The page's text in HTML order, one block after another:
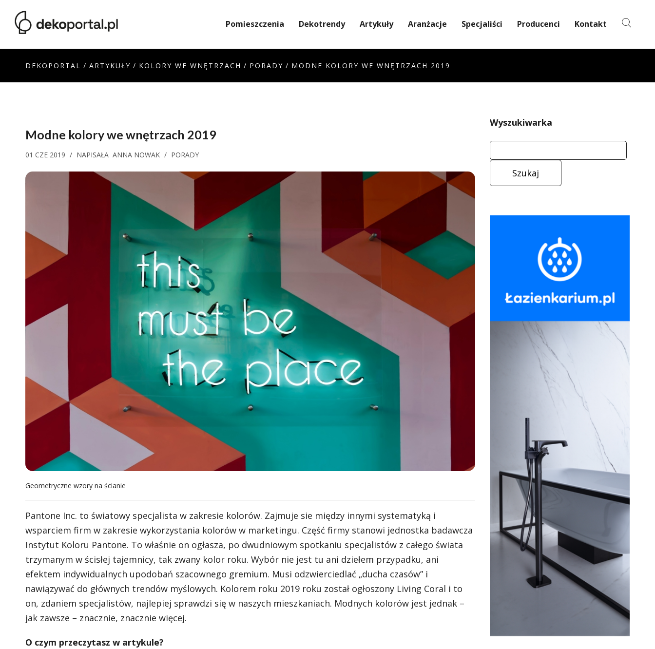
Pomieszczenia Dekotrendy Artykuły Aranżacje Specjaliści Producenci Kontakt
DEKOPORTAL / ARTYKUŁY / KOLORY WE WNĘTRZACH / PORADY / MODNE KOLORY WE WNĘTRZACH 2019
Modne kolory we wnętrzach 2019
01 CZE 2019 / NAPISAŁA ANNA NOWAK / PORADY
Geometryczne wzory na ścianie
Pantone Inc. to światowy specjalista w zakresie kolorów. Zajmuje sie między innymi systematyką i
wsparciem firm w zakresie wykorzystania kolorów w marketingu. Część firmy stanowi jednostka badawcza
Instytut Koloru Pantone. To właśnie on ogłasza, po dwudniowym spotkaniu specjalistów z całego świata
trzymanym w ścisłej tajemnicy, tak zwany kolor roku. Wybór nie jest tu ani dziełem przypadku, ani
efektem indywidualnych upodobań szacownego gremium. Musi odzwierciedlać „ducha czasów” i
nawiązywać do głównych trendów myślowych. Kolorem roku 2019 roku został ogłoszony Living Coral i to
on, zdaniem specjalistów, najlepiej sprawdzi się w naszych mieszkaniach. Modnych kolorów jest jednak –
jak zawsze – znacznie, znacznie więcej.
O czym przeczytasz w artykule?
Wyszukiwarka